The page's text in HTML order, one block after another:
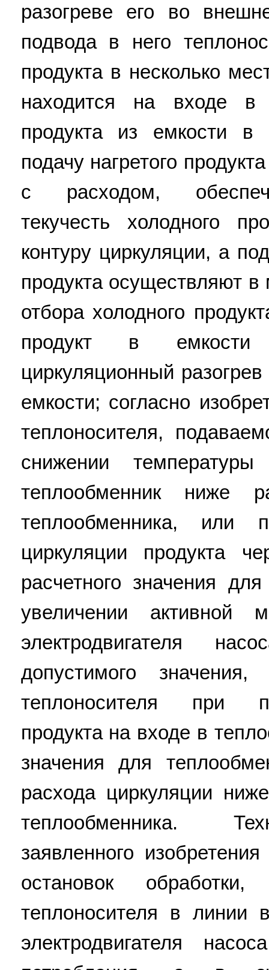
разогреве его во
подвода в него
продукта в несколько
находится на входе в
продукта из емкости в
подачу нагретого
с расходом,
текучесть холодного
контуру циркуляции, а
продукта осуществляют
отбора холодного
продукт в емкости
циркуляционный
емкости; согласно
теплоносителя,
снижении
теплообменник ниже
теплообменника, или
циркуляции продукта
расчетного значения
увеличении активной
электродвигателя
допустимого
теплоносителя при
продукта на входе в
значения для
расхода циркуляции
теплообменника.
заявленного
остановок
теплоносителя в линии
электродвигателя